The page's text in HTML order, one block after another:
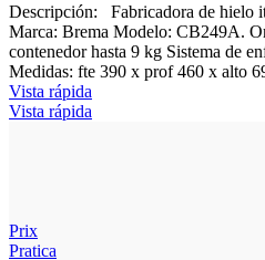
Descripción: Fabricadora de hielo
Marca: Brema Modelo: CB249A.
contenedor hasta 9 kg Sistema de
Medidas: fte 390 x prof 460 x alto
Vista rápida
Vista rápida
Prix
Pratica